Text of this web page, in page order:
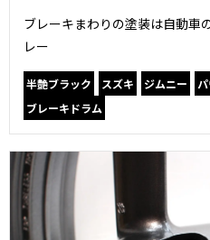
ブレーキまわりの塗装は自動車
レー
半艶ブラック スズキ ジムニー
パ
ブレーキドラム